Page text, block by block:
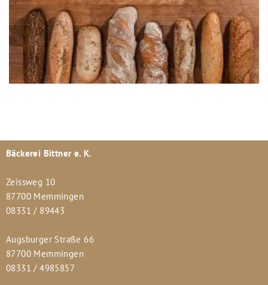
Bäckerei Bittner e. K.
Zeissweg 10
87700 Memmingen
08331 / 89443
Augsburger Straße 66
87700 Memmingen
08331 / 4985857